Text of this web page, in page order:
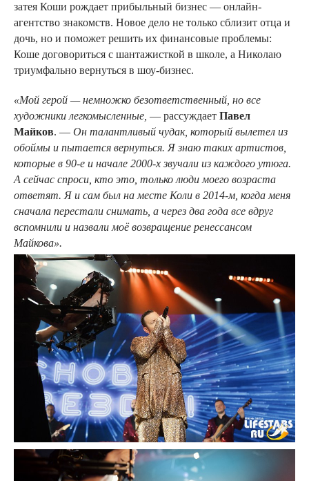
затея Коши рождает прибыльный бизнес — онлайн-
агентство знакомств. Новое дело не только сблизит отца и
дочь, но и поможет решить их финансовые проблемы:
Коше договориться с шантажисткой в школе, а Николаю
триумфально вернуться в шоу-бизнес.
«Мой герой — немножко безответственный, но все
художники легкомысленные, — рассуждает Павел
Майков. — Он талантливый чудак, который вылетел из
обоймы и пытается вернуться. Я знаю таких артистов,
которые в 90-е и начале 2000-х звучали из каждого утюга.
А сейчас спроси, кто это, только люди моего возраста
ответят. Я и сам был на месте Коли в 2014-м, когда меня
сначала перестали снимать, а через два года все вдруг
вспомнили и назвали моё возвращение ренессансом
Майкова».